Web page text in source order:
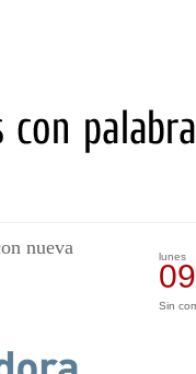
nueva
lunes
09
Sin